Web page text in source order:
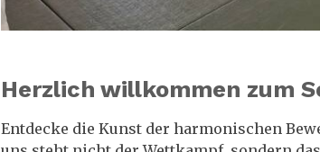
Herzlich willkommen zum
Entdecke die Kunst der harmonischen